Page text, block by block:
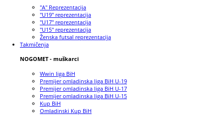
"A" Reprezentacija
"U19" reprezentacija
"U17" reprezentacija
"U15" reprezentacija
Ženska futsal reprezentacija
Takmičenja
NOGOMET - muškarci
Wwin liga BiH
Premijer omladinska liga BiH U-19
Premijer omladinska liga BiH U-17
Premijer omladinska liga BiH U-15
Kup BiH
Omladinski Kup BiH